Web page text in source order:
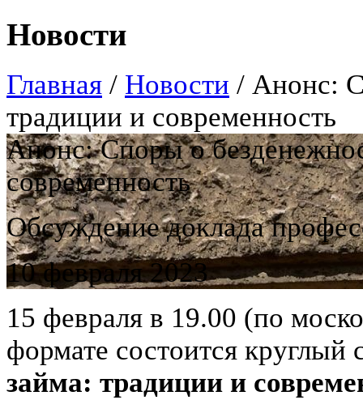
Новости
Главная / Новости / Анонс:
традиции и современность
Анонс: Споры о
современность
Обсуждение доклада
10 февраля 2023
15 февраля в 19.00 (по
формате состоится круглый
займа: традиции и